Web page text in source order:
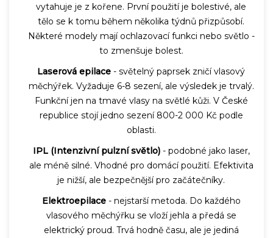
vytahuje je z kořene. První použití je bolestivé, ale
tělo se k tomu během několika týdnů přizpůsobí.
Některé modely mají ochlazovací funkci nebo světlo -
to zmenšuje bolest.
Laserová epilace - světelný paprsek zničí vlasový
měchýřek. Vyžaduje 6-8 sezení, ale výsledek je trvalý.
Funkční jen na tmavé vlasy na světlé kůži. V České
republice stojí jedno sezení 800-2 000 Kč podle
oblasti.
IPL (Intenzivní pulzní světlo)- podobné jako laser,
ale méně silné. Vhodné pro domácí použití. Efektivita
je nižší, ale bezpečnější pro začátečníky.
Elektroepilace- nejstarší metoda. Do každého
vlasového měchýřku se vloží jehla a předá se
elektrický proud. Trvá hodně času, ale je jediná